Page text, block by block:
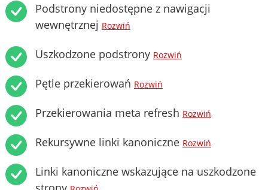
Podstrony niedostępne z nawigacji
wewnętrznej Rozwiń
Uszkodzone podstrony Rozwiń
Pętle przekierowań Rozwiń
Przekierowania meta refresh Rozwiń
Rekursywne linki kanoniczne Rozwiń
Linki kanoniczne wskazujące na uszkodzone